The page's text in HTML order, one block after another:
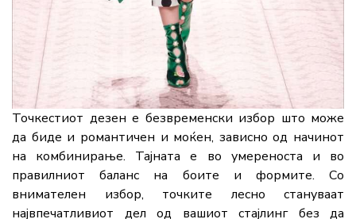
Точкестиот дезен е безвременски избор што може
да биде и романтичен и моќен, зависно од начинот
на комбинирање. Тајната е во умереноста и во
правилниот баланс на боите и формите. Со
внимателен избор, точките лесно стануваат
највпечатливиот дел од вашиот стајлинг без да